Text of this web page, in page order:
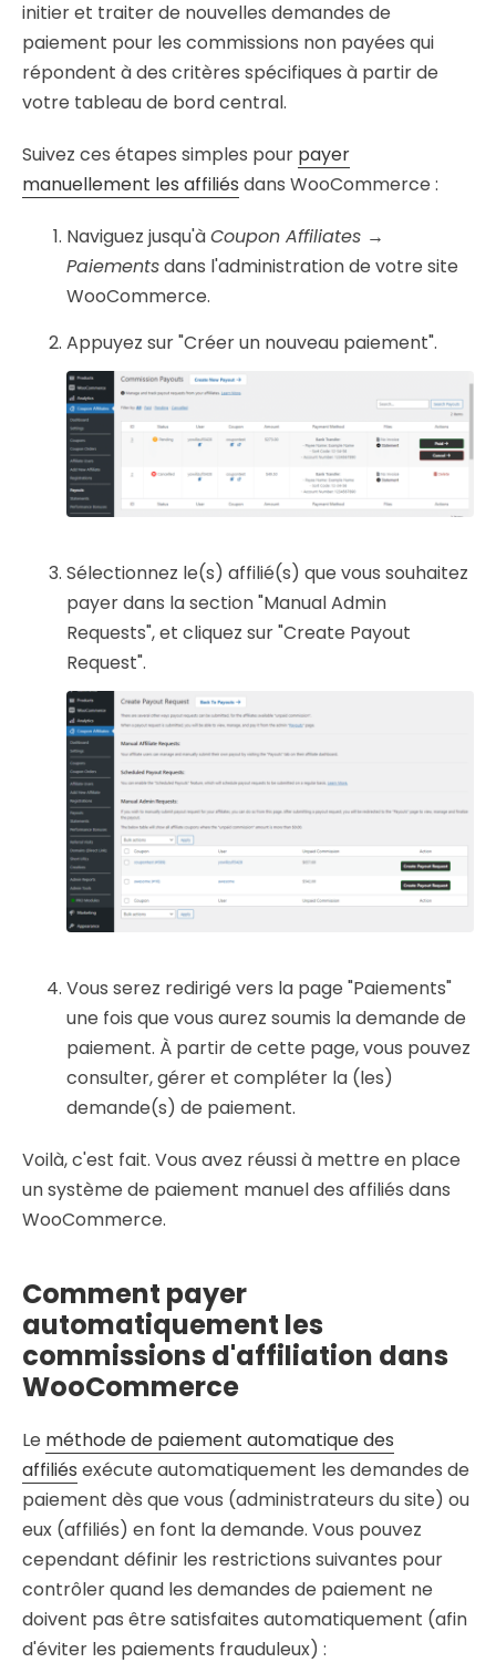
initier et traiter de nouvelles demandes de
paiement pour les commissions non payées qui
répondent à des critères spécifiques à partir de
votre tableau de bord central.
Suivez ces étapes simples pour payer
manuellement les affiliés dans WooCommerce :
Naviguez jusqu'àCoupon Affiliates →
Paiementsdans l'administration de votre site
WooCommerce.
Appuyez sur "Créer un nouveau paiement".
Sélectionnez le(s) affilié(s) que vous souhaitez
payer dans la section "Manual Admin
Requests", et cliquez sur "Create Payout
Request".
Vous serez redirigé vers la page "Paiements"
une fois que vous aurez soumis la demande de
paiement. À partir de cette page, vous pouvez
consulter, gérer et compléter la (les)
demande(s) de paiement.
Voilà, c'est fait. Vous avez réussi à mettre en place
un système de paiement manuel des affiliés dans
WooCommerce.
Comment payer
automatiquement les
commissions d'affiliation dans
WooCommerce
Le méthode de paiement automatique des
affiliés exécute automatiquement les demandes de
paiement dès que vous (administrateurs du site) ou
eux (affiliés) en font la demande. Vous pouvez
cependant définir les restrictions suivantes pour
contrôler quand les demandes de paiement ne
doivent pas être satisfaites automatiquement (afin
d'éviter les paiements frauduleux) :